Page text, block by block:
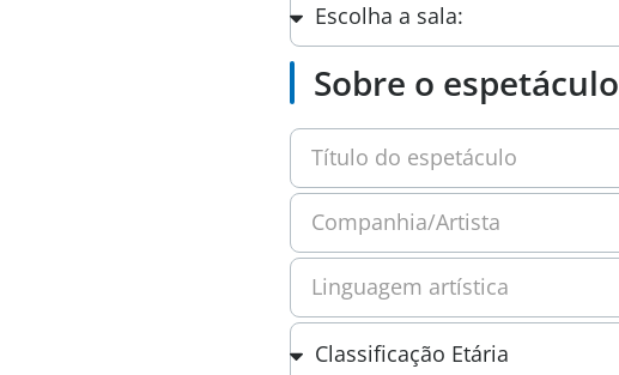
Sobre o espetáculo
Título do espetáculo
Companhia/Artista
Linguagem artística